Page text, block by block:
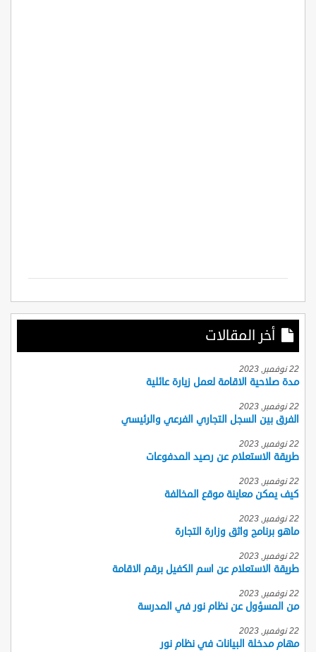
أخر المقالات
22 نوفمبر, 2023
مدة صلاحية الاقامة لعمل زيارة عائلية
22 نوفمبر, 2023
الفرق بين السجل التجاري الفرعي والرئيسي
22 نوفمبر, 2023
طريقة الاستعلام عن رصيد المدفوعات
22 نوفمبر, 2023
كيف يمكن معاينة موقع المخالفة
22 نوفمبر, 2023
ماهو برنامج واثق وزارة التجارة
22 نوفمبر, 2023
طريقة الاستعلام عن اسم الكفيل برقم الاقامة
22 نوفمبر, 2023
من المسؤول عن نظام نور في المدرسة
22 نوفمبر, 2023
مهام مدخلة البيانات في نظام نور